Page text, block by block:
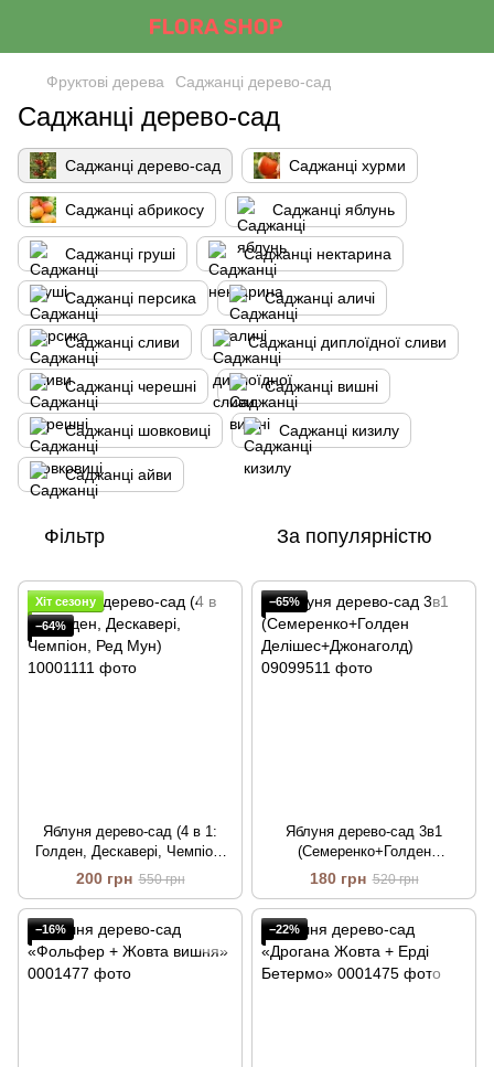
Фруктові дерева Саджанці дерево-сад
Саджанці дерево-сад
Саджанці дерево-сад Саджанці хурми
Саджанці абрикосу Саджанці яблунь
Саджанці груші Саджанці нектарина
Саджанці персика Саджанці аличі
Саджанці сливи Саджанці диплоїдної сливи
Саджанці черешні Саджанці вишні
Саджанці шовковиці Саджанці кизилу
Саджанці айви
Фільтр За популярністю
Хіт сезону
−64%
Яблуня дерево-сад (4 в 1:
Голден, Дескавері, Чемпіон,
Ред Мун)
200 грн 550 грн
−65%
Яблуня дерево-сад 3в1
(Семеренко+Голден
Делішес+Джонаголд)
180 грн 520 грн
−16% −22%